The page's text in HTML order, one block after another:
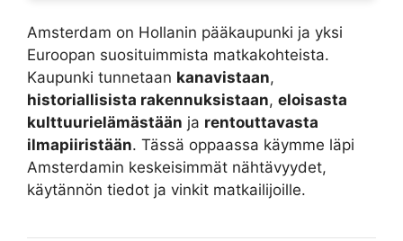
Amsterdam on Hollanin pääkaupunki ja yksi
Euroopan suosituimmista matkakohteista.
Kaupunki tunnetaan kanavistaan,
historiallisista rakennuksistaan, eloisasta
kulttuurielämästään ja rentouttavasta
ilmapiiristään. Tässä oppaassa käymme läpi
Amsterdamin keskeisimmät nähtävyydet,
käytännön tiedot ja vinkit matkailijoille.